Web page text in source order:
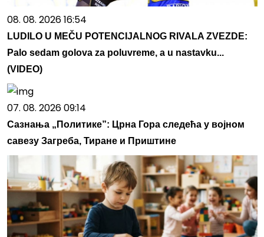
08. 08. 2026 16:54
LUDILO U MEČU POTENCIJALNOG RIVALA ZVEZDE:
Palo sedam golova za poluvreme, a u nastavku...
(VIDEO)
07. 08. 2026 09:14
Сазнања „Политике”: Црна Гора следећа у војном
савезу Загреба, Тиране и Приштине